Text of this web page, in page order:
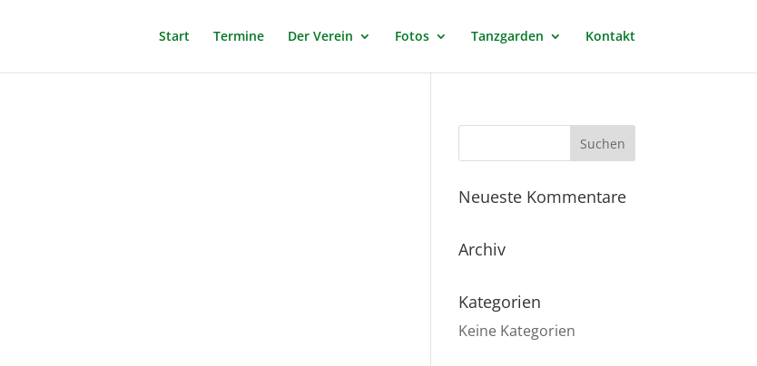
Start Termine Der Verein Fotos Tanzgarden Kontakt
Neueste Kommentare
Archiv
Kategorien
Keine Kategorien